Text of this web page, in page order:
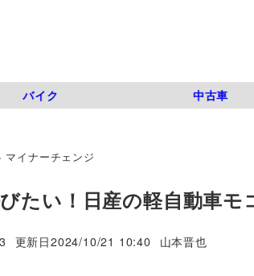
バイク 中古車
マイナーチェンジ
たい！日産の軽自動車
更新日2024/10/21 10:40
著
山本晋也